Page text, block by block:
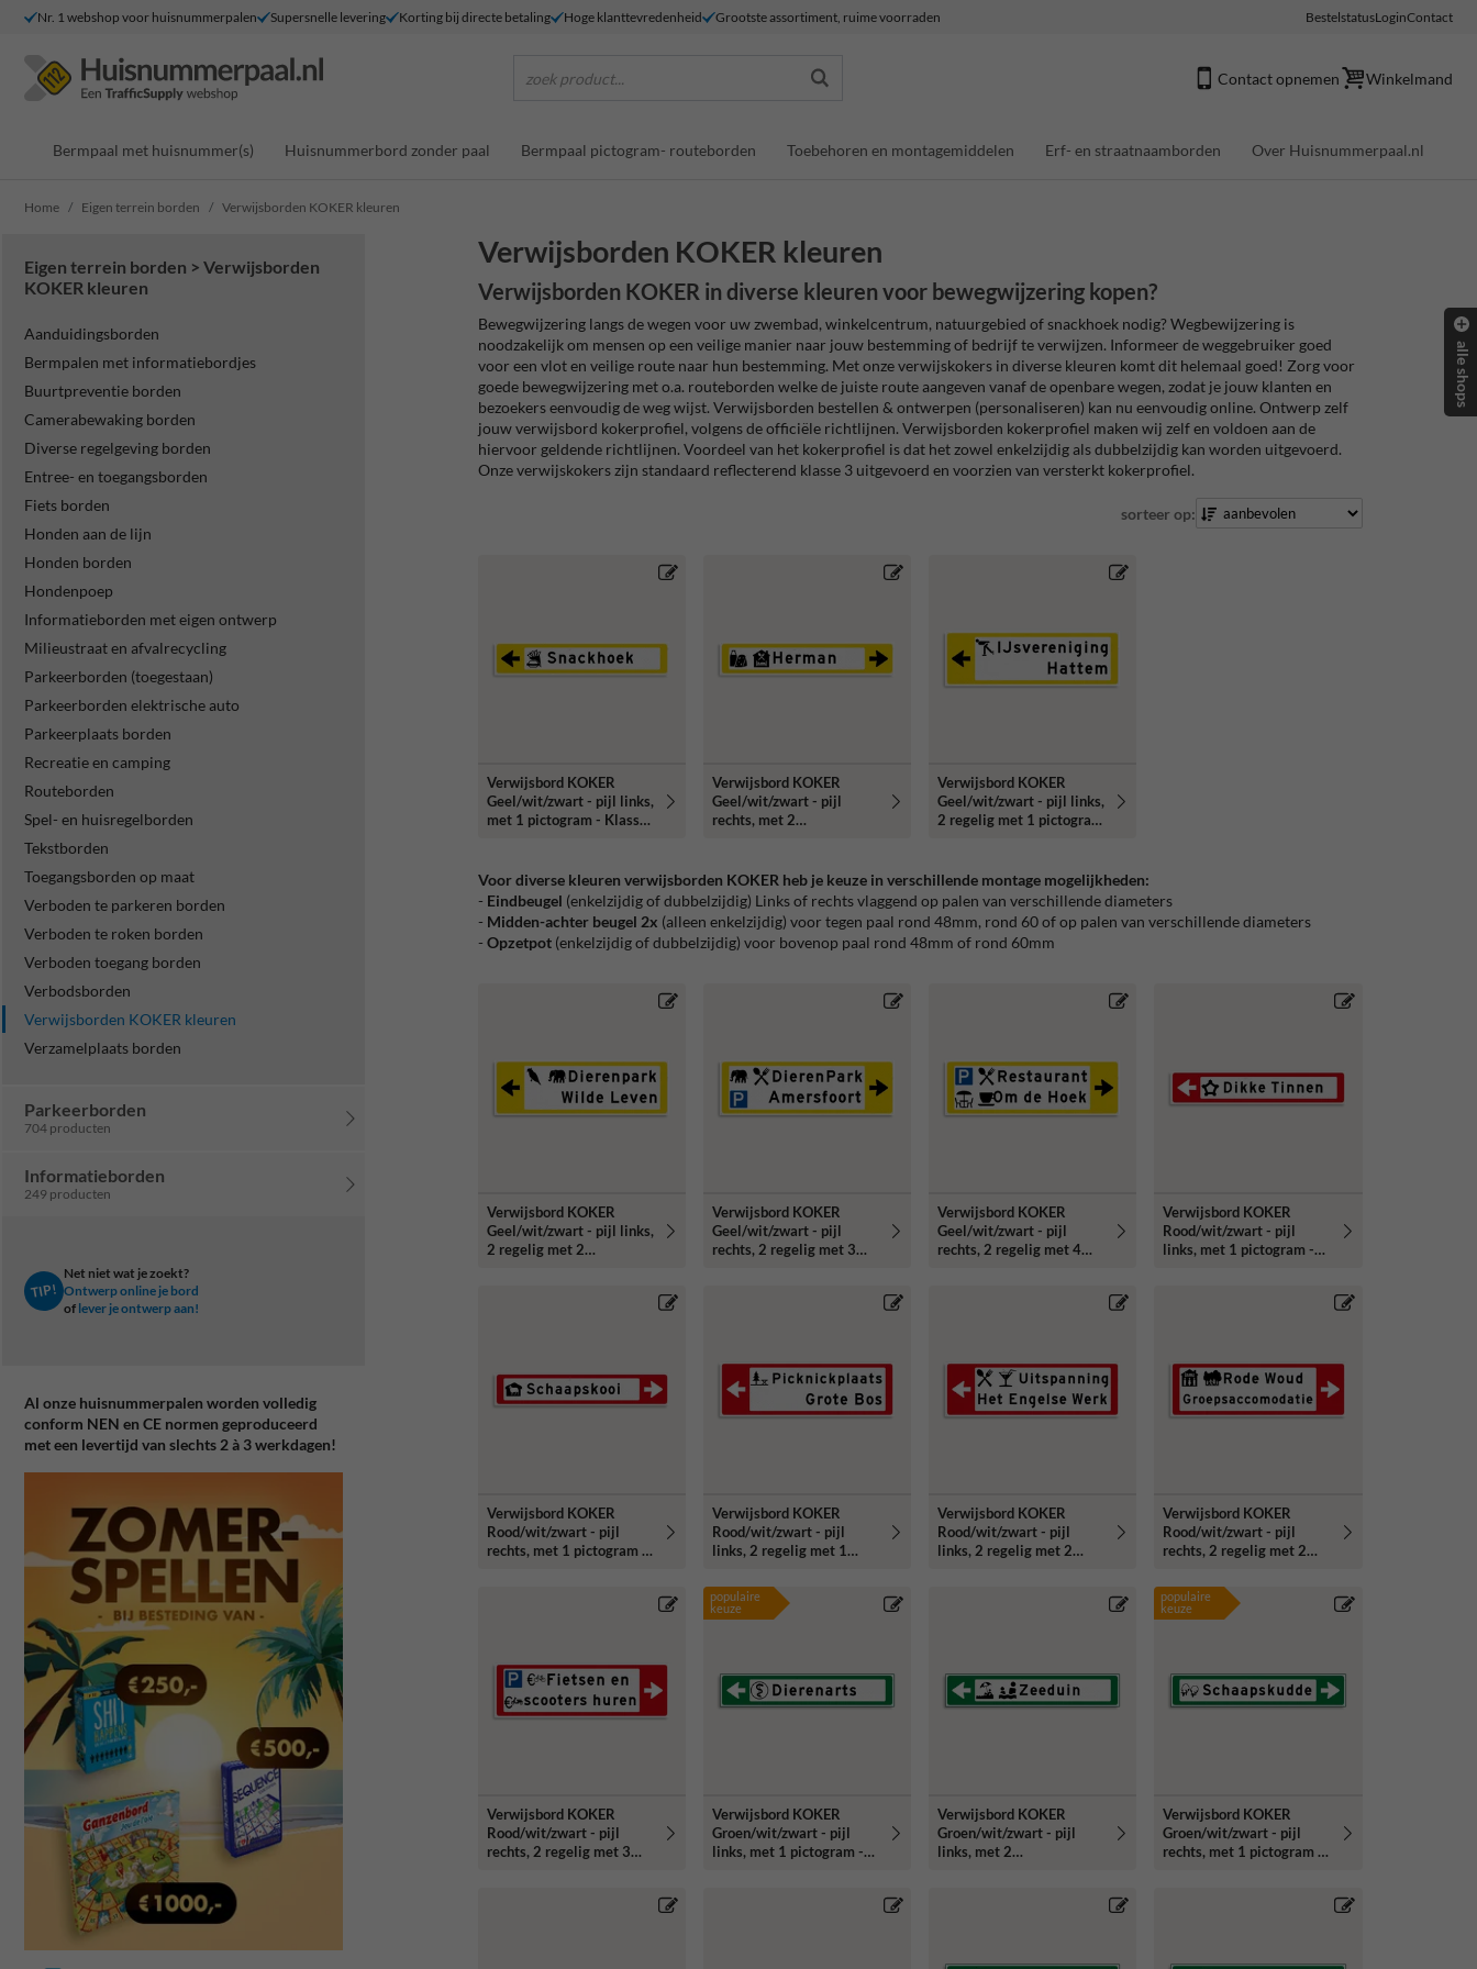
Nr. 1 webshop voor huisnummerpalen Supersnelle levering Korting bij directe betaling Hoge klanttevredenheid Grootste assortiment, ruime voorraden BestelstatusLoginContact
zoek product... Contact opnemen Winkelmand
Bermpaal met huisnummer(s) Huisnummerbord zonder paal Bermpaal pictogram- routeborden Toebehoren en montagemiddelen Erf- en straatnaamborden Over Huisnummerpaal.nl
Home Eigen terrein borden Verwijsborden KOKER kleuren
Eigen terrein borden > Verwijsborden
KOKER kleuren
Aanduidingsborden
Bermpalen met informatiebordjes
Buurtpreventie borden
Camerabewaking borden
Diverse regelgeving borden
Entree- en toegangsborden
Fiets borden
Honden aan de lijn
Honden borden
Hondenpoep
Informatieborden met eigen ontwerp
Milieustraat en afvalrecycling
Parkeerborden (toegestaan)
Parkeerborden elektrische auto
Parkeerplaats borden
Recreatie en camping
Routeborden
Spel- en huisregelborden
Tekstborden
Toegangsborden op maat
Verboden te parkeren borden
Verboden te roken borden
Verboden toegang borden
Verbodsborden
Verwijsborden KOKER kleuren
Verzamelplaats borden
Parkeerborden
704 producten
Informatieborden
249 producten
TIP!
Net niet wat je zoekt?
Ontwerp online je bord
of lever je ontwerp aan!
Al onze huisnummerpalen worden volledig
conform NEN en CE normen geproduceerd
met een levertijd van slechts 2 à 3 werkdagen!
Verwijsborden KOKER kleuren
Verwijsborden KOKER in diverse kleuren voor bewegwijzering kopen?
Bewegwijzering langs de wegen voor uw zwembad, winkelcentrum, natuurgebied of snackhoek nodig? Wegbewijzering is
noodzakelijk om mensen op een veilige manier naar jouw bestemming of bedrijf te verwijzen. Informeer de weggebruiker goed
voor een vlot en veilige route naar hun bestemming. Met onze verwijskokers in diverse kleuren komt dit helemaal goed! Zorg voor
goede bewegwijzering met o.a. routeborden welke de juiste route aangeven vanaf de openbare wegen, zodat je jouw klanten en
bezoekers eenvoudig de weg wijst. Verwijsborden bestellen & ontwerpen (personaliseren) kan nu eenvoudig online. Ontwerp zelf
jouw verwijsbord kokerprofiel, volgens de officiële richtlijnen. Verwijsborden kokerprofiel maken wij zelf en voldoen aan de
hiervoor geldende richtlijnen. Voordeel van het kokerprofiel is dat het zowel enkelzijdig als dubbelzijdig kan worden uitgevoerd.
Onze verwijskokers zijn standaard reflecterend klasse 3 uitgevoerd en voorzien van versterkt kokerprofiel.
sorteer op:
Verwijsbord KOKER
Geel/wit/zwart - pijl links,
met 1 pictogram - Klasse
Verwijsbord KOKER
Geel/wit/zwart - pijl
rechts, met 2
Verwijsbord KOKER
Geel/wit/zwart - pijl links,
2 regelig met 1 pictogram
Voor diverse kleuren verwijsborden KOKER heb je keuze in verschillende montage mogelijkheden:
- Eindbeugel (enkelzijdig of dubbelzijdig) Links of rechts vlaggend op palen van verschillende diameters
- Midden-achter beugel 2x (alleen enkelzijdig) voor tegen paal rond 48mm, rond 60 of op palen van verschillende diameters
- Opzetpot(enkelzijdig of dubbelzijdig) voor bovenop paal rond 48mm of rond 60mm
Verwijsbord KOKER
Geel/wit/zwart - pijl links,
2 regelig met 2
Verwijsbord KOKER
Geel/wit/zwart - pijl
rechts, 2 regelig met 3
Verwijsbord KOKER
Geel/wit/zwart - pijl
rechts, 2 regelig met 4
Verwijsbord KOKER
Rood/wit/zwart - pijl
links, met 1 pictogram -
Verwijsbord KOKER
Rood/wit/zwart - pijl
rechts, met 1 pictogram -
Verwijsbord KOKER
Rood/wit/zwart - pijl
links, 2 regelig met 1
reflecterend
Verwijsbord KOKER
Rood/wit/zwart - pijl
links, 2 regelig met 2
Verwijsbord KOKER
Rood/wit/zwart - pijl
rechts, 2 regelig met 2
reflecterend
Verwijsbord KOKER
Rood/wit/zwart - pijl
rechts, 2 regelig met 3
populaire
keuze
Verwijsbord KOKER
Groen/wit/zwart - pijl
links, met 1 pictogram -
Verwijsbord KOKER
Groen/wit/zwart - pijl
links, met 2
populaire
keuze
Verwijsbord KOKER
Groen/wit/zwart - pijl
rechts, met 1 pictogram -
alle shops